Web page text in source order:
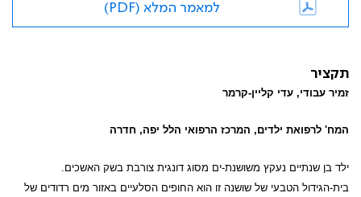
למאמר המלא (PDF)
תקציר
זמיר עבודי, עדי קליין-קרמר
המח' לרפואת ילדים, המרכז הרפואי הלל יפה, חדרה
ילד בן שנתיים נעקץ משושנת-ים מסוג דונגית צורבת בשק האשכים.
בית-הגידול הטבעי של שושנה זו הוא החופים הסלעיים באזור מים רדודים של